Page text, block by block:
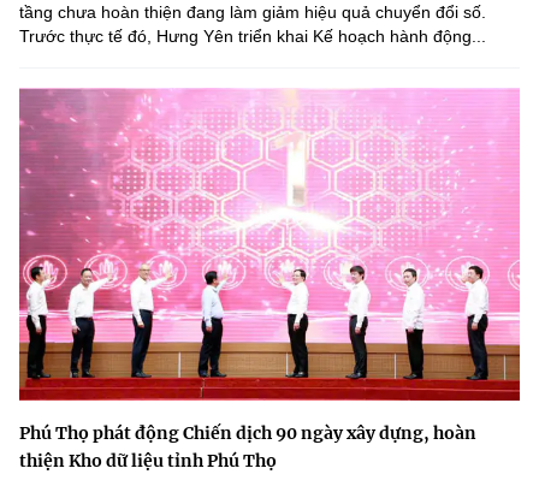
tầng chưa hoàn thiện đang làm giảm hiệu quả chuyển đổi số.
Trước thực tế đó, Hưng Yên triển khai Kế hoạch hành động...
Phú Thọ phát động Chiến dịch 90 ngày xây dựng, hoàn
thiện Kho dữ liệu tỉnh Phú Thọ